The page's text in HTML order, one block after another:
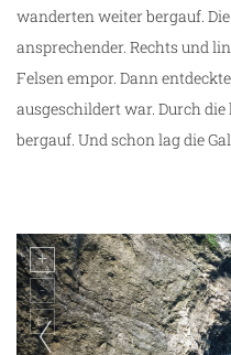
wanderten weiter bergauf.
ansprechender. Rechts und
Felsen empor. Dann
ausgeschildert war. Durch
bergauf. Und schon lag die